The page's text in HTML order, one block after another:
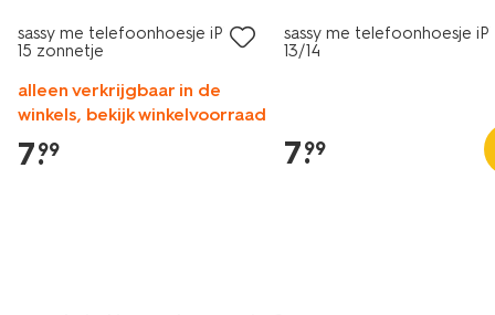
sassy me telefoonhoesje iPhone
15 zonnetje
alleen verkrijgbaar in de
winkels, bekijk winkelvoorraad
7.
99
sassy me telefoonhoesje
13/14
7.
99